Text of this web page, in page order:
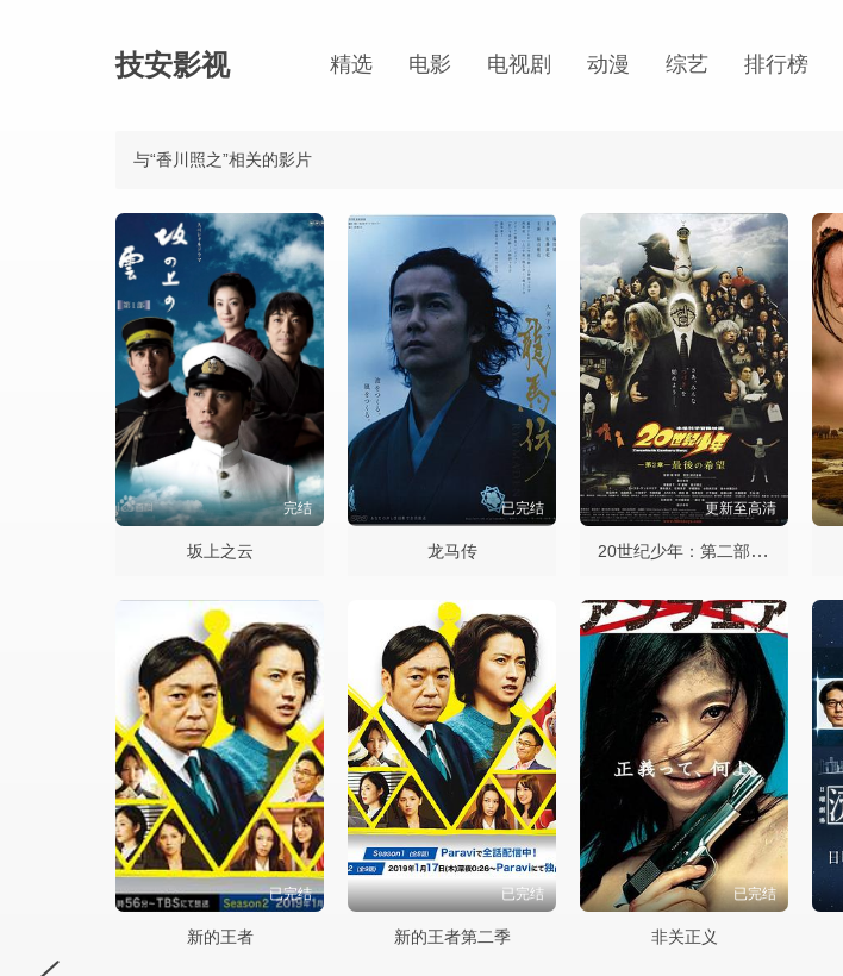
技安影视 精选 电影 电视剧 动漫 综艺 排行榜
与“香川照之”相关的影片
完结
坂上之云
已完结
龙马传
更新至高清
20世纪少年：第二部最后的希望
已完结
新的王者
已完结
新的王者第二季
已完结
非关正义